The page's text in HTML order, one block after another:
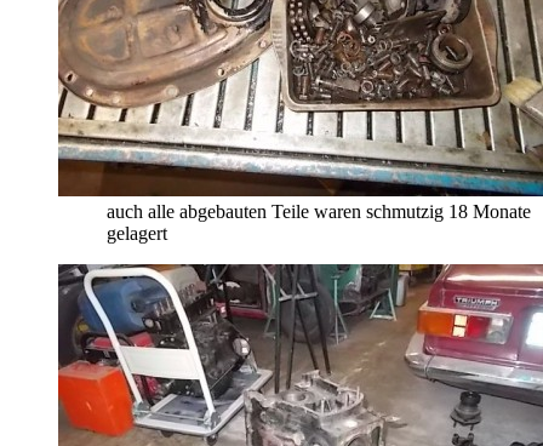
auch alle abgebauten Teile waren schmutzig 18 Monate
gelagert